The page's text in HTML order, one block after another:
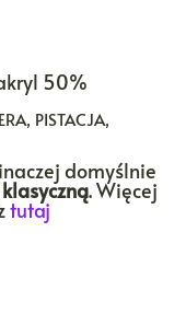
50%
PISTACJA,
domyślnie
. Więcej
tutaj